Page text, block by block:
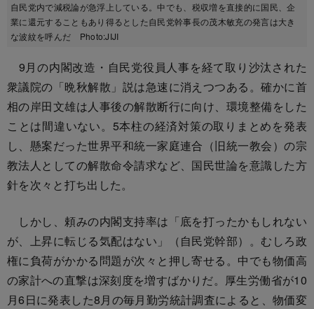
自民党内で減税論が急浮上している。中でも、税収増を直接的に国民、企
業に還元することもあり得るとした自民党幹事長の茂木敏充の発言は大き
な波紋を呼んだ Photo:JIJI
9月の内閣改造・自民党役員人事を経て取り沙汰された
衆議院の「晩秋解散」説は急速に消えつつある。確かに首
相の岸田文雄は人事後の解散断行に向け、環境整備をした
ことは間違いない。5本柱の経済対策の取りまとめを発表
し、懸案だった世界平和統一家庭連合（旧統一教会）の宗
教法人としての解散命令請求など、国民世論を意識した方
針を次々と打ち出した。
しかし、頼みの内閣支持率は「底を打ったかもしれない
が、上昇に転じる気配はない」（自民党幹部）。むしろ政
権に負荷がかかる問題が次々と押し寄せる。中でも物価高
の家計への直撃は深刻度を増すばかりだ。厚生労働省が10
月6日に発表した8月の毎月勤労統計調査によると、物価変